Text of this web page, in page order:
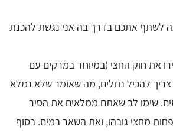
לשתף אתכם בדרך בה אני נגשת להכנת
את חוק החצי (במיוחד במרקים עם
להכיל נוזלים, מה שאומר שלא נמלא
שימו לב שאתם ממלאים את הסיר
מחצי גובהו, ואת השאר במים. בסוף